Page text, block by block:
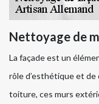
Nettoyage de
La façade est un
rôle d’esthétique et
toiture, ces murs